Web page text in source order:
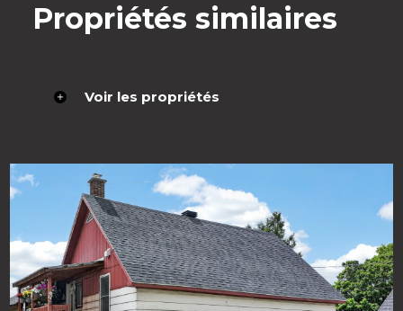
Propriétés similaires
Voir les propriétés